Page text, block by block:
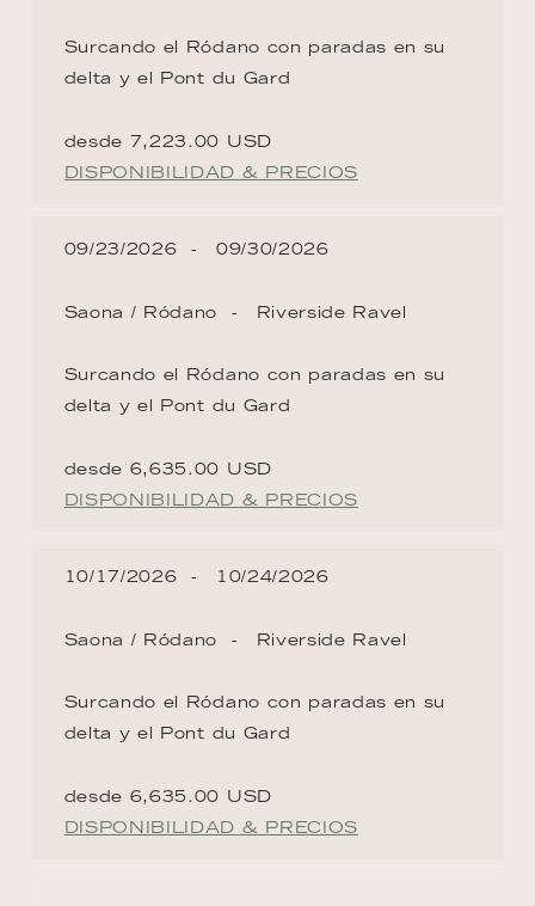
Surcando el Ródano con paradas en su
delta y el Pont du Gard
desde 7,223.00 USD
DISPONIBILIDAD & PRECIOS
09/23/2026 09/30/2026
Saona / Ródano Riverside Ravel
Surcando el Ródano con paradas en su
delta y el Pont du Gard
desde 6,635.00 USD
DISPONIBILIDAD & PRECIOS
10/17/2026 10/24/2026
Saona / Ródano Riverside Ravel
Surcando el Ródano con paradas en su
delta y el Pont du Gard
desde 6,635.00 USD
DISPONIBILIDAD & PRECIOS